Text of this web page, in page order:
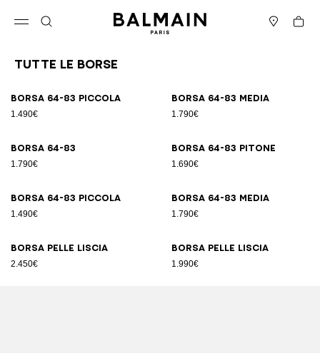
Tutte le Borse
Borsa 64-83 Piccola
1.490€
Borsa 64-83 Media
1.790€
Borsa 64-83
1.790€
Borsa 64-83 pitone
1.690€
Borsa 64-83 Piccola
1.490€
Borsa 64-83 Media
1.790€
Borsa pelle liscia
2.450€
Borsa pelle liscia
1.990€